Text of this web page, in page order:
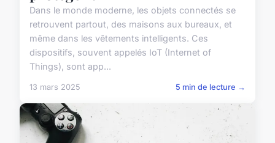
Dans le monde moderne, les objets connectés se
retrouvent partout, des maisons aux bureaux, et
même dans les vêtements intelligents. Ces
dispositifs, souvent appelés IoT (Internet of
Things), sont app...
13 mars 2025 5 min de lecture →